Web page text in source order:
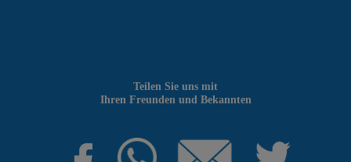
Teilen Sie uns mit
Ihren Freunden und Bekannten